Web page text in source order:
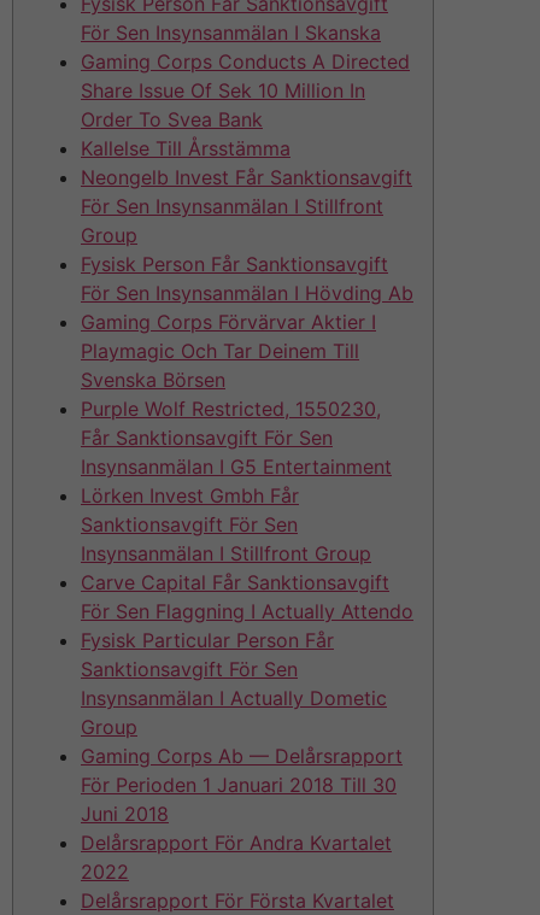
För Sen Insynsanmälan I Skanska
Gaming Corps Conducts A Directed
Share Issue Of Sek 10 Million In
Order To Svea Bank
Kallelse Till Årsstämma
Neongelb Invest Får Sanktionsavgift
För Sen Insynsanmälan I Stillfront
Group
Fysisk Person Får Sanktionsavgift
För Sen Insynsanmälan I Hövding Ab
Gaming Corps Förvärvar Aktier I
Playmagic Och Tar Deinem Till
Svenska Börsen
Purple Wolf Restricted, 1550230,
Får Sanktionsavgift För Sen
Insynsanmälan I G5 Entertainment
Lörken Invest Gmbh Får
Sanktionsavgift För Sen
Insynsanmälan I Stillfront Group
Carve Capital Får Sanktionsavgift
För Sen Flaggning I Actually Attendo
Fysisk Particular Person Får
Sanktionsavgift För Sen
Insynsanmälan I Actually Dometic
Group
Gaming Corps Ab — Delårsrapport
För Perioden 1 Januari 2018 Till 30
Juni 2018
Delårsrapport För Andra Kvartalet
2022
Delårsrapport För Första Kvartalet